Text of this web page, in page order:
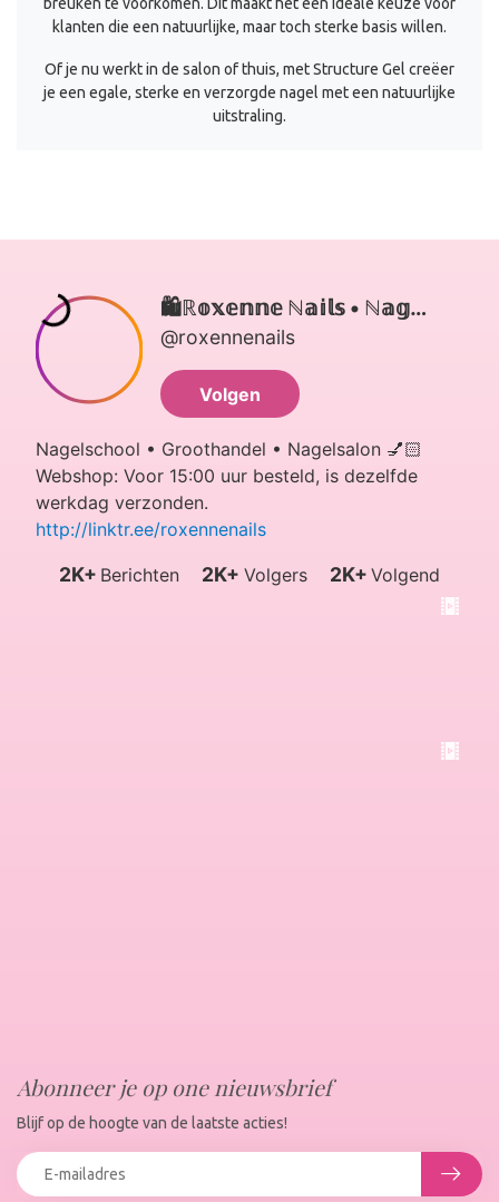
klanten die een natuurlijke, maar toch sterke basis willen.
Of je nu werkt in de salon of thuis, met Structure Gel creëer
je een egale, sterke en verzorgde nagel met een natuurlijke
uitstraling.
Abonneer je op one nieuwsbrief
Blijf op de hoogte van de laatste acties!